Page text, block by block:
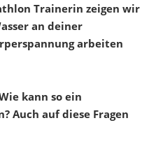
Trainerin zeigen wir
an deiner
arbeiten
kann so ein
Auch auf diese Fragen